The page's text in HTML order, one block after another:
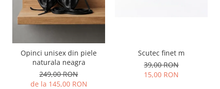
Opinci unisex din piele
naturala neagra
249,00 RON
de la 145,00 RON
Scutec finet m
39,00 RON
15,00 RON